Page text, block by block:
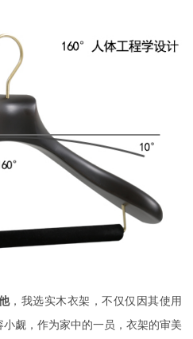
，我选实木衣架，不仅仅因其使用
觑，作为家中的一员，衣架的审美